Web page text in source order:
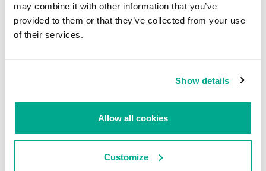
may combine it with other information that you’ve
provided to them or that they’ve collected from your use
of their services.
Show details
Allow all cookies
Customize
los atacantes utilizan para determinar si la víctima es “interesante”
o tiene algún valor para ellos. Este es un PCAP de la conversación: